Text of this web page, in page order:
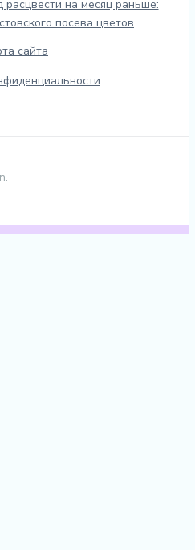
расцвести на месяц раньше:
посева цветов
сайта